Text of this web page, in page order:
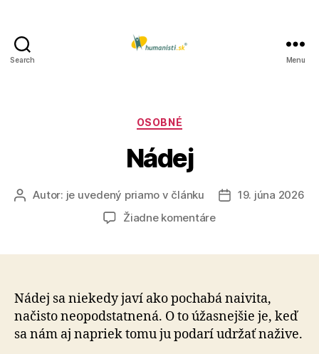
Search Menu
Kategórie
OSOBNÉ
Nádej
AutorAutor: je uvedený priamo v článku
Dátum
19. júna 2026
Žiadne komentárena
Nádej sa niekedy javí ako pochabá naivita,
načisto ne­o­pod­stat­ne­ná. O to úžasnejšie je, keď
sa nám aj napriek tomu ju podarí udržať nažive.